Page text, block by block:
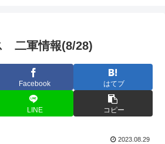
二軍情報(8/28)
Facebook はてブ
LINE コピー
2023.08.29